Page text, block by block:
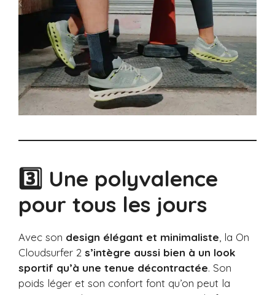
3️⃣ Une polyvalence
pour tous les jours
Avec son design élégant et minimaliste , la On
Cloudsurfer 2 s’intègre aussi bien à un look
sportif qu’à une tenue décontractée. Son
poids léger et son confort font qu’on peut la